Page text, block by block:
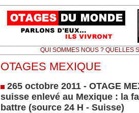
QUI SOMMES NOUS ? QUELLES
OTAGES MEXIQUE
265 octobre 2011 - OTAGE
suisse enlevé au Mexique : la
battre (source 24 H - Suisse)